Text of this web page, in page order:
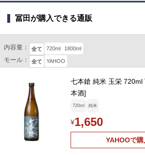
冨田が購入できる通販
内容量： 全て 720ml 1800ml
モール： 全て YAHOO
七本鎗 純米 玉栄 720ml
本酒]
720ml 純米
¥1,650
YAHOOで購